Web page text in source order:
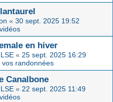
« 30 sept. 2025 19:52
en hiver
« 25 sept. 2025 16:29
randonnées
Canalbone
« 22 sept. 2025 11:49